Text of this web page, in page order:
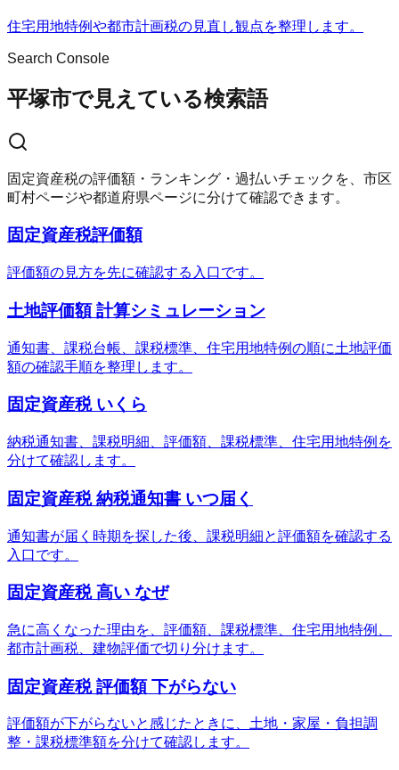
住宅用地特例や都市計画税の見直し観点を整理します。
Search Console
平塚市で見えている検索語
固定資産税の評価額・ランキング・過払いチェックを、市区
町村ページや都道府県ページに分けて確認できます。
固定資産税評価額
評価額の見方を先に確認する入口です。
土地評価額 計算シミュレーション
通知書、課税台帳、課税標準、住宅用地特例の順に土地評価
額の確認手順を整理します。
固定資産税 いくら
納税通知書、課税明細、評価額、課税標準、住宅用地特例を
分けて確認します。
固定資産税 納税通知書 いつ届く
通知書が届く時期を探した後、課税明細と評価額を確認する
入口です。
固定資産税 高い なぜ
急に高くなった理由を、評価額、課税標準、住宅用地特例、
都市計画税、建物評価で切り分けます。
固定資産税 評価額 下がらない
評価額が下がらないと感じたときに、土地・家屋・負担調
整・課税標準額を分けて確認します。